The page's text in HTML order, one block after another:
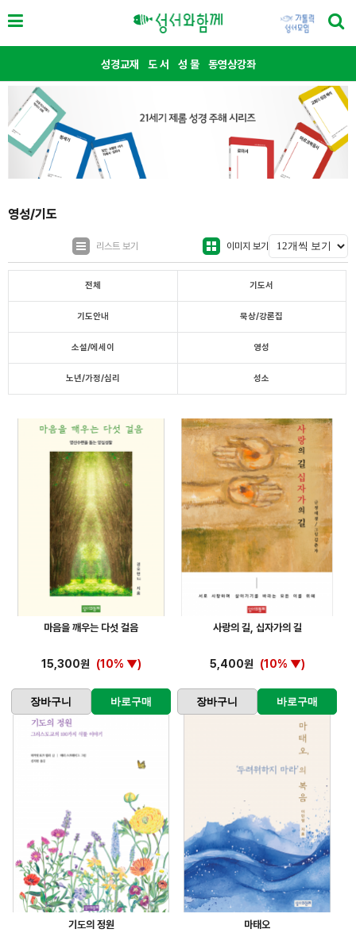
성경교재 도 서 성 물 동영상강좌
영성/기도
리스트 보기 이미지 보기
전체 기도서
기도안내 묵상/강론집
소설/에세이 영성
노년/가정/심리 성소
마음을 깨우는 다섯 걸음
15,300원 (10% ▼)
장바구니 바로구매
사랑의 길, 십자가의 길
5,400원 (10% ▼)
장바구니 바로구매
기도의 정원
마태오